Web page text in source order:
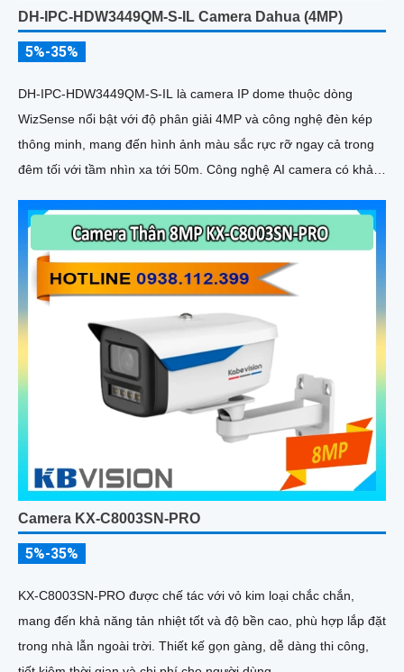
DH-IPC-HDW3449QM-S-IL Camera Dahua (4MP)
5%-35%
DH-IPC-HDW3449QM-S-IL là camera IP dome thuộc dòng
WizSense nổi bật với độ phân giải 4MP và công nghệ đèn kép
thông minh, mang đến hình ảnh màu sắc rực rỡ ngay cả trong
đêm tối với tầm nhìn xa tới 50m. Công nghệ AI camera có khả
tính năng đàm thoại hai chiều, hỗ trợ khe thẻ nhớ lên đến
512GB đáp ứng hoàn hảo an ninh
Camera KX-C8003SN-PRO
5%-35%
KX-C8003SN-PRO được chế tác với vỏ kim loại chắc chắn,
mang đến khả năng tản nhiệt tốt và độ bền cao, phù hợp lắp đặt
trong nhà lẫn ngoài trời. Thiết kế gọn gàng, dễ dàng thi công,